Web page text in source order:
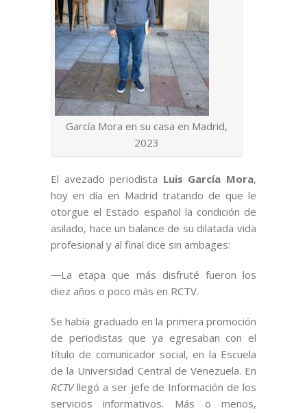
García Mora en su casa en Madrid,
2023
El avezado periodista Luis García Mora,
hoy en día en Madrid tratando de que le
otorgue el Estado español la condición de
asilado, hace un balance de su dilatada vida
profesional y al final dice sin ambages:
―La etapa que más disfruté fueron los
diez años o poco más en RCTV.
Se había graduado en la primera promoción
de periodistas que ya egresaban con el
título de comunicador social, en la Escuela
de la Universidad Central de Venezuela. En
RCTVllegó a ser jefe de Información de los
servicios informativos. Más o menos,